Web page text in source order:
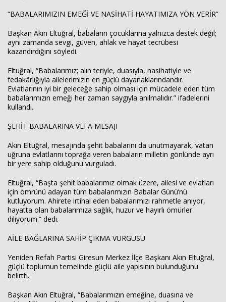
“BABALARIMIZIN EMEĞİ VE NASİHATİ HAYATIMIZA YÖN VERİR”
Başkan Akın Eltuğral, babaların çocuklarına yalnızca destek değil;
aynı zamanda sevgi, güven, ahlak ve hayat tecrübesi
kazandırdığını söyledi.
Eltuğral, “Babalarımız; alın teriyle, duasıyla, nasihatiyle ve
fedakârlığıyla ailelerimizin en güçlü dayanaklarındandır.
Evlatlarının iyi bir geleceğe sahip olması için mücadele eden tüm
babalarımızın emeği her zaman saygıyla anılmalıdır.” ifadelerini
kullandı.
ŞEHİT BABALARINA VEFA MESAJI
Akın Eltuğral, mesajında şehit babalarını da unutmayarak, vatan
uğruna evlatlarını toprağa veren babaların milletin gönlünde ayrı
bir yere sahip olduğunu vurguladı.
Eltuğral, “Başta şehit babalarımız olmak üzere, ailesi ve evlatları
için ömrünü adayan tüm babalarımızın Babalar Günü’nü
kutluyorum. Ahirete irtihal eden babalarımızı rahmetle anıyor,
hayatta olan babalarımıza sağlık, huzur ve hayırlı ömürler
diliyorum.” dedi.
AİLE BAĞLARINA SAHİP ÇIKMA VURGUSU
Yeniden Refah Partisi Giresun Merkez İlçe Başkanı Akın Eltuğral,
güçlü toplumun temelinde güçlü aile yapısının bulunduğunu
belirtti.
Başkan Akın Eltuğral, “Babalarımızın emeğine, duasına ve